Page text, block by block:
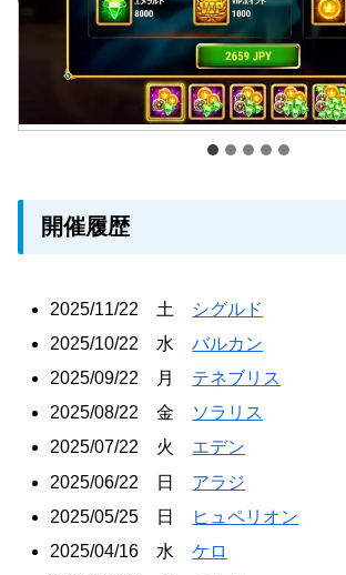
開催履歴
2025/11/22 土
シグルド
2025/10/22 水バルカン
2025/09/22 月 テネブリス
2025/08/22 金
ソラリス
2025/07/22 火 エデン
2025/06/22 日 アラジ
2025/05/25 日
ヒュペリオン
2025/04/16 水ケロ